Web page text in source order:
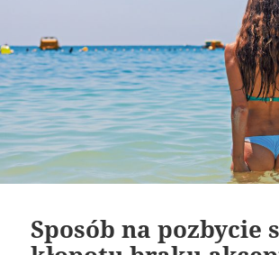
Sposób na pozbycie